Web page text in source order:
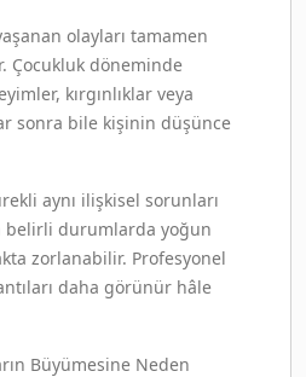
olayları tamamen
Çocukluk döneminde
kırgınlıklar veya
sonra bile kişinin düşünce
aynı ilişkisel sorunları
belirli durumlarda yoğun
zorlanabilir. Profesyonel
daha görünür hâle
Büyümesine Neden